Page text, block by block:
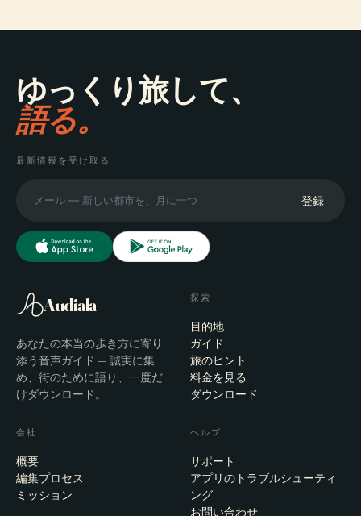
ゆっくり旅して、
語る。
最新情報を受け取る
登録
Audiala
あなたの本当の歩き方に寄り
添う音声ガイド — 誠実に集
め、街のために語り、一度だ
けダウンロード。
探索
目的地
ガイド
旅のヒント
料金を見る
ダウンロード
会社
概要
編集プロセス
ミッション
ヘルプ
サポート
アプリのトラブルシューティ
ング
お問い合わせ